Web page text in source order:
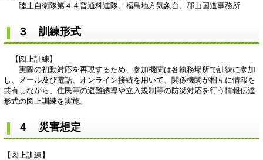
陸上自衛隊第４４普通科連隊、福島地方気象台、郡山国道事務所
３ 訓練形式
【図上訓練】
実際の初動対応を再現するため、参加機関は各執務場所で訓練に参加
し、メール及び電話、オンライン接続を用いて、関係機関が相互に情報を
共有しながら、住民等の避難誘導や立入規制等の防災対応を行う情報伝達
形式の図上訓練を実施。
４ 災害想定
【図上訓練】